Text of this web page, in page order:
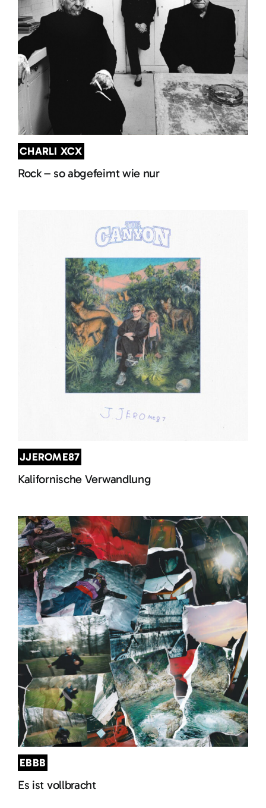
CHARLI XCX
Rock – so abgefeimt wie nur
JJEROME87
Kalifornische Verwandlung
EBBB
Es ist vollbracht